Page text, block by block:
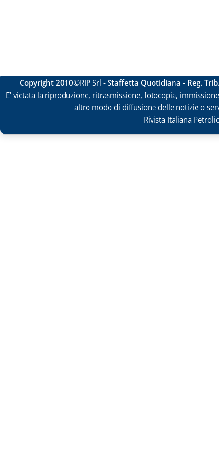
Copyright 2010©RIP Srl -Staffetta Quotidiana - Reg.
E' vietata la riproduzione, ritrasmissione, fotocopia,
altro modo di diffusione delle notizie o
Rivista Italiana